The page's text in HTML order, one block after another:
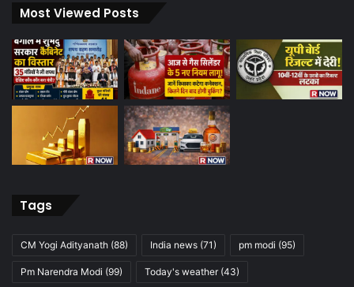
Most Viewed Posts
Tags
CM Yogi Adityanath (88) India news (71) pm modi (95)
Pm Narendra Modi (99) Today's weather(43)